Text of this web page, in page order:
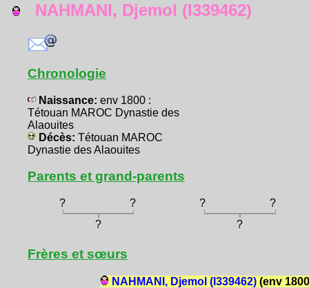
NAHMANI, Djemol (I339462)
Chronologie
Naissance: env 1800 :
Tétouan MAROC Dynastie des
Alaouites
Décès: Tétouan MAROC
Dynastie des Alaouites
Parents et grand-parents
? ? ?
?
?
?
Frères et sœurs
NAHMANI, Djemol (I339462)(env